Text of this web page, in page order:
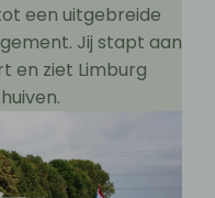
een uitgebreide
Jij stapt aan
en ziet Limburg